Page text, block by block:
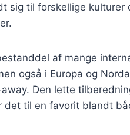
sig til forskellige kulturer
af mange
også i Europa og
Den lette
til en favorit blandt